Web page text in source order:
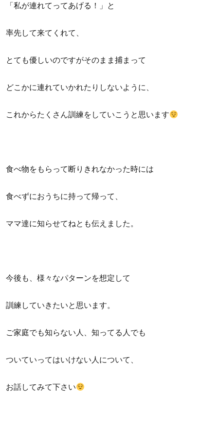
「私が連れてってあげる！」と
率先して来てくれて、
とても優しいのですがそのまま捕まって
どこかに連れていかれたりしないように、
これからたくさん訓練をしていこうと思います
食べ物をもらって断りきれなかった時には
食べずにおうちに持って帰って、
ママ達に知らせてねとも伝えました。
今後も、様々なパターンを想定して
訓練していきたいと思います。
ご家庭でも知らない人、知ってる人でも
ついていってはいけない人について、
お話してみて下さい